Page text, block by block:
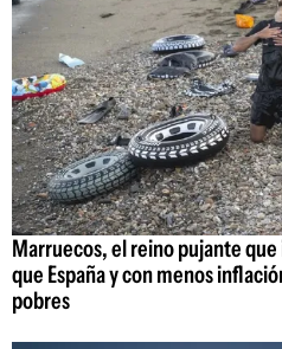
Marruecos, el reino pujante
que España y con menos
pobres